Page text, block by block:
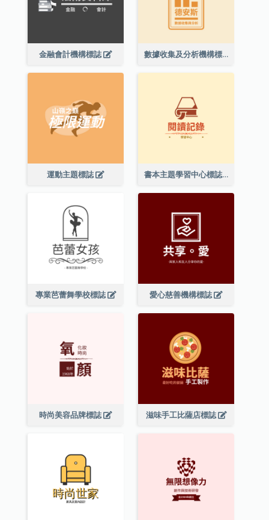
金融會計機構標誌 數據收集及分析機構標誌
運動主題標誌 書本主題學習中心標誌
專業芭蕾舞學校標誌 愛心慈善機構標誌
時尚美容品牌標誌 滋味手工比薩店標誌